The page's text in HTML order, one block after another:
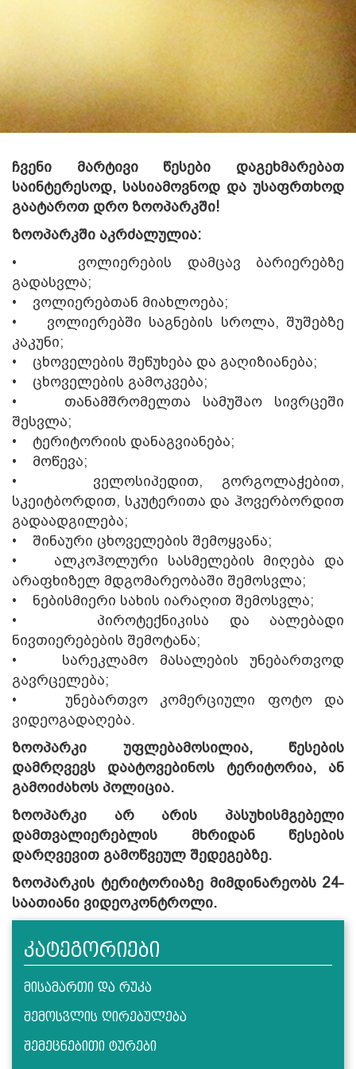
ზოოპარკში ქცევის
წესები
ჩვენი მარტივი წესები დაგეხმარებათ
საინტერესოდ, სასიამოვნოდ და უსაფრთხოდ
გაატაროთ დრო ზოოპარკში!
ზოოპარკში აკრძალულია:
• ვოლიერების დამცავ ბარიერებზე
გადასვლა;
• ვოლიერებთან მიახლოება;
• ვოლიერებში საგნების სროლა, შუშებზე
კაკუნი;
• ცხოველების შეწუხება და გაღიზიანება;
• ცხოველების გამოკვება;
• თანამშრომელთა სამუშაო სივრცეში
შესვლა;
• ტერიტორიის დანაგვიანება;
• მოწევა;
• ველოსიპედით, გორგოლაჭებით,
სკეიტბორდით, სკუტერითა და ჰოვერბორდით
გადაადგილება;
• შინაური ცხოველების შემოყვანა;
• ალკოჰოლური სასმელების მიღება და
არაფხიზელ მდგომარეობაში შემოსვლა;
• ნებისმიერი სახის იარაღით შემოსვლა;
• პიროტექნიკისა და აალებადი
ნივთიერებების შემოტანა;
• სარეკლამო მასალების უნებართვოდ
გავრცელება;
• უნებართვო კომერციული ფოტო და
ვიდეოგადაღება.
ზოოპარკი უფლებამოსილია, წესების
დამრღვევს დაატოვებინოს ტერიტორია, ან
გამოიძახოს პოლიცია.
ზოოპარკი არ არის პასუხისმგებელი
დამთვალიერებლის მხრიდან წესების
დარღვევით გამოწვეულ შედეგებზე.
ზოოპარკის ტერიტორიაზე მიმდინარეობს 24-
საათიანი ვიდეოკონტროლი.
კატეგორიები
მისამართი და რუკა
შემოსვლის ღირებულება
შემეცნებითი ტურები